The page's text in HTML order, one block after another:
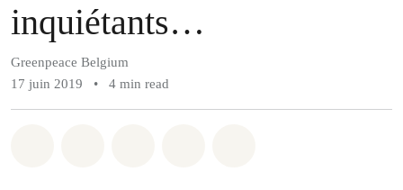
inquiétants…
Greenpeace Belgium
17 juin 2019
• 4 min read